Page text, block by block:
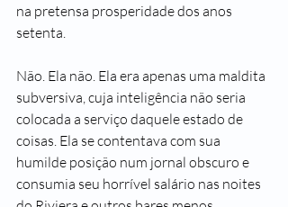
na pretensa prosperidade dos anos
setenta.
Não. Ela não. Ela era apenas uma maldita
subversiva, cuja inteligência não seria
colocada a serviço daquele estado de
coisas. Ela se contentava com sua
humilde posição num jornal obscuro e
consumia seu horrível salário nas noites